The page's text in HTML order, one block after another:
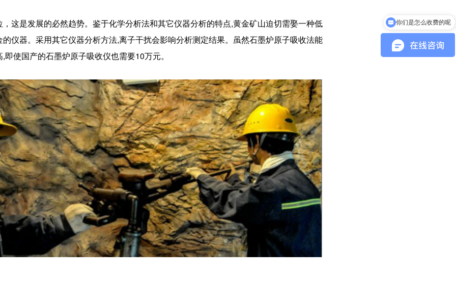
这是发展的必然趋势。鉴于化学分析法和其它仪器分析的特点,黄金矿山迫切需娶一种低
仪器。采用其它仪器分析方法,离子干扰会影响分析测定结果。虽然石墨炉原子吸收法能
使国产的石墨炉原子吸收仪也需要10万元。
现在有优惠活动吗